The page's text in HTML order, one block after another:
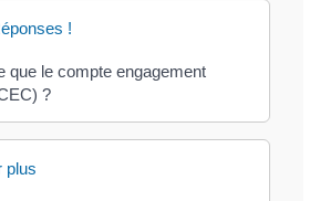
!
que le compte engagement
?
plus